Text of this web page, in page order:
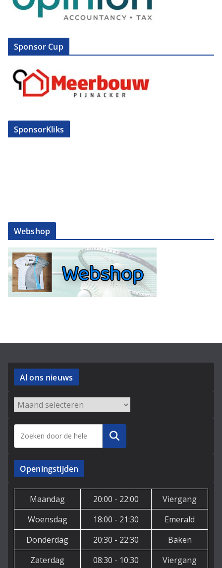
Sponsor Cup
SponsorKliks
Webshop
Al ons nieuws
Archieven
Zoeken
Openingstijden
Maandag 20:00 - 22:00
Viergang
Woensdag
18:00 - 21:30
Emerald
Donderdag
20:30 - 22:30
Baken
Zaterdag
08:30 - 10:30 Viergang